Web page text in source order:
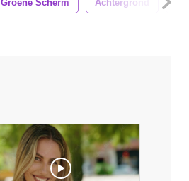
Groene Scherm Achtergrond